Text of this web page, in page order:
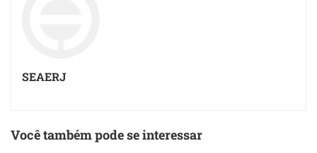
SEAERJ
Você também pode se interessar